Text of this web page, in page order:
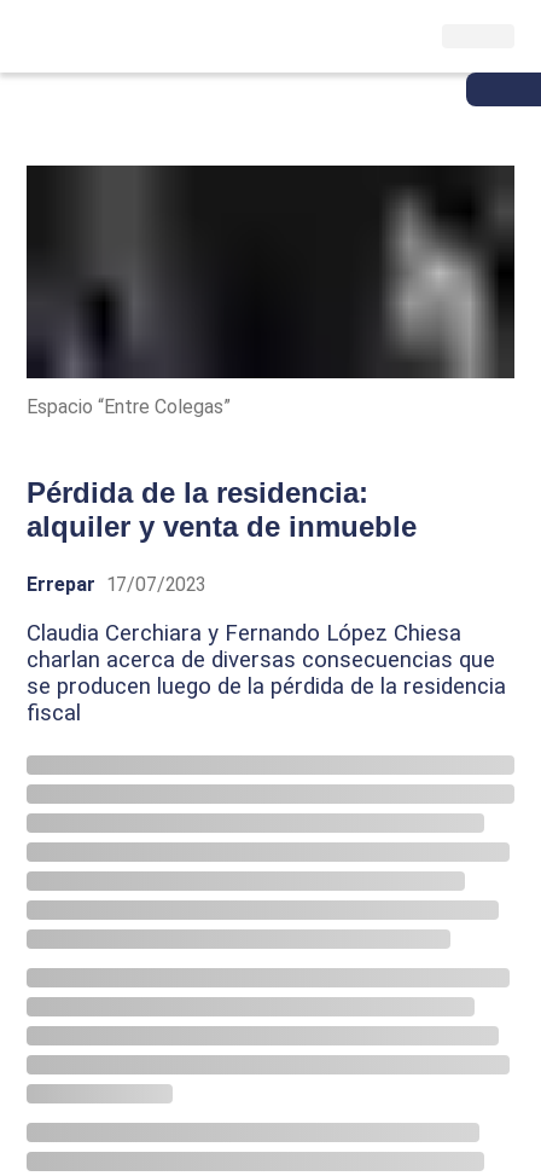
Espacio “Entre Colegas”
Pérdida de la residencia:
alquiler y venta de inmueble
Errepar 17/07/2023
Claudia Cerchiara y Fernando López Chiesa
charlan acerca de diversas consecuencias que
se producen luego de la pérdida de la residencia
fiscal